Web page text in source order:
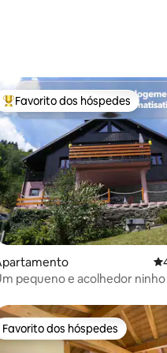
de 4,97 em 5 estrelas,
Favoritos dos hóspedes mais
Favorito dos hóspedes
pequeno e acolhedor
Favorito dos hóspedes
Favorito dos hóspedes